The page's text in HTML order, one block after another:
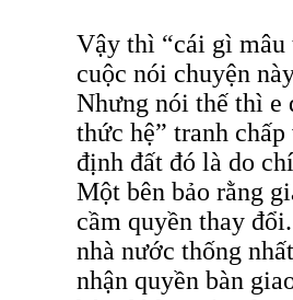
Vậy thì “cái gì mâu
cuộc nói chuyện
Nhưng nói thế thì e
thức hệ” tranh
định đất đó là do
Một bên bảo rằng
cầm quyền thay
nhà nước thống
nhận quyền bàn